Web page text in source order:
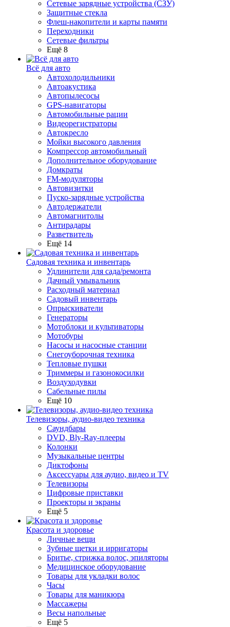
Сетевые зарядные устройства (СЗУ)
Защитные стекла
Флеш-накопители и карты памяти
Переходники
Сетевые фильтры
Ещё 8
Всё для авто
Автохолодильники
Автоакустика
Автопылесосы
GPS-навигаторы
Автомобильные рации
Видеорегистраторы
Автокресло
Мойки высокого давления
Компрессор автомобильный
Дополнительное оборудование
Домкраты
FM-модуляторы
Автовизитки
Пуско-зарядные устройства
Автодержатели
Автомагнитолы
Антирадары
Разветвитель
Ещё 14
Садовая техника и инвентарь
Удлинители для сада/ремонта
Дачный умывальник
Расходный материал
Садовый инвентарь
Опрыскиватели
Генераторы
Мотоблоки и культиваторы
Мотобуры
Насосы и насосные станции
Снегоуборочная техника
Тепловые пушки
Триммеры и газонокосилки
Воздуходувки
Сабельные пилы
Ещё 10
Телевизоры, аудио-видео техника
Саундбары
DVD, Bly-Ray-плееры
Колонки
Музыкальные центры
Диктофоны
Аксессуары для аудио, видео и TV
Телевизоры
Цифровые приставки
Проекторы и экраны
Ещё 5
Красота и здоровье
Личные вещи
Зубные щетки и ирригаторы
Бритье, стрижка волос, эпиляторы
Медицинское оборудование
Товары для укладки волос
Часы
Товары для маникюра
Массажеры
Весы напольные
Ещё 5